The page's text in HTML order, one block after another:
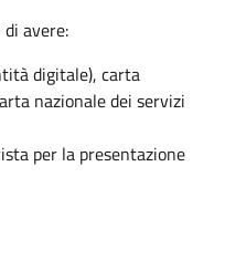
avere:
digitale), carta
nazionale dei servizi
per la presentazione